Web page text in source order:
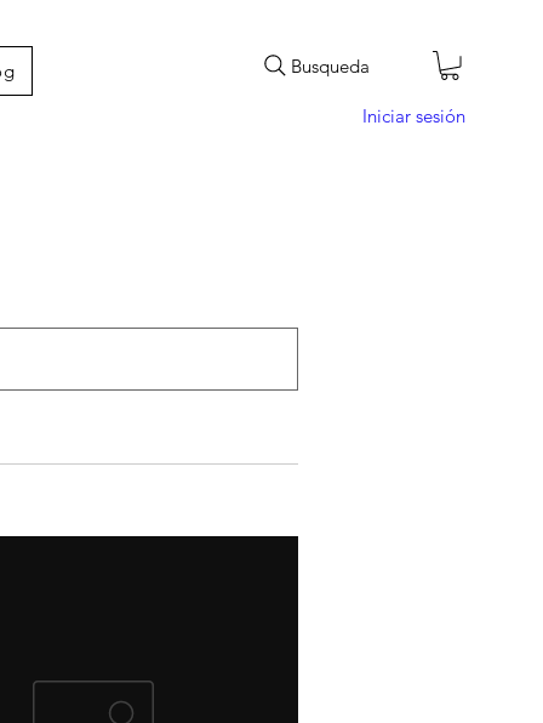
Busqueda
Iniciar sesión